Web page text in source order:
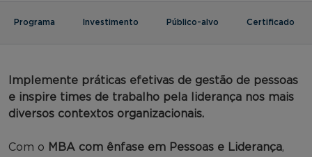
Programa Investimento Público-alvo Certificado
Implemente práticas efetivas de gestão de pessoas
e inspire times de trabalho pela liderança nos mais
diversos contextos organizacionais.
Com o MBA com ênfase em Pessoas e Liderança,